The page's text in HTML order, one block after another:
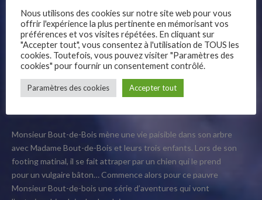
Follow Us
« Je ne suis pas un bâton ! ». Oups. Trop tard ! Monsieur
Bout-de-Bois nous amène avec lui dans une aventure
extraordinaire où il devra faire comprendre au monde qui
Monsieur Bout-de-Bois mène une vie paisible dans son arbre
avec Madame Bout-de-Bois et leurs trois enfants. Lors de son
footing matinal, il se fait attraper par un chien qui le prend
pour un vulgaire bâton… Commence alors pour ce pauvre
Monsieur Bout-de-bois une série d’aventures qui vont
Nous utilisons des cookies sur notre site web pour vous
offrir l'expérience la plus pertinente en mémorisant vos
préférences et vos visites répétées. En cliquant sur
"Accepter tout", vous consentez à l'utilisation de TOUS les
cookies. Toutefois, vous pouvez visiter "Paramètres des
cookies" pour fournir un consentement contrôlé.
Paramètres des cookies Accepter tout